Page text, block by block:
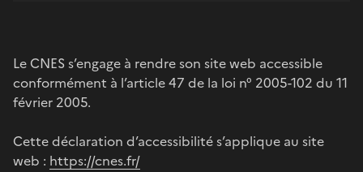
Le CNES s’engage à rendre son site web accessible
conformément à l’article 47 de la loi n° 2005-102 du 11
février 2005.
Cette déclaration d’accessibilité s’applique au site
web : https://cnes.fr/